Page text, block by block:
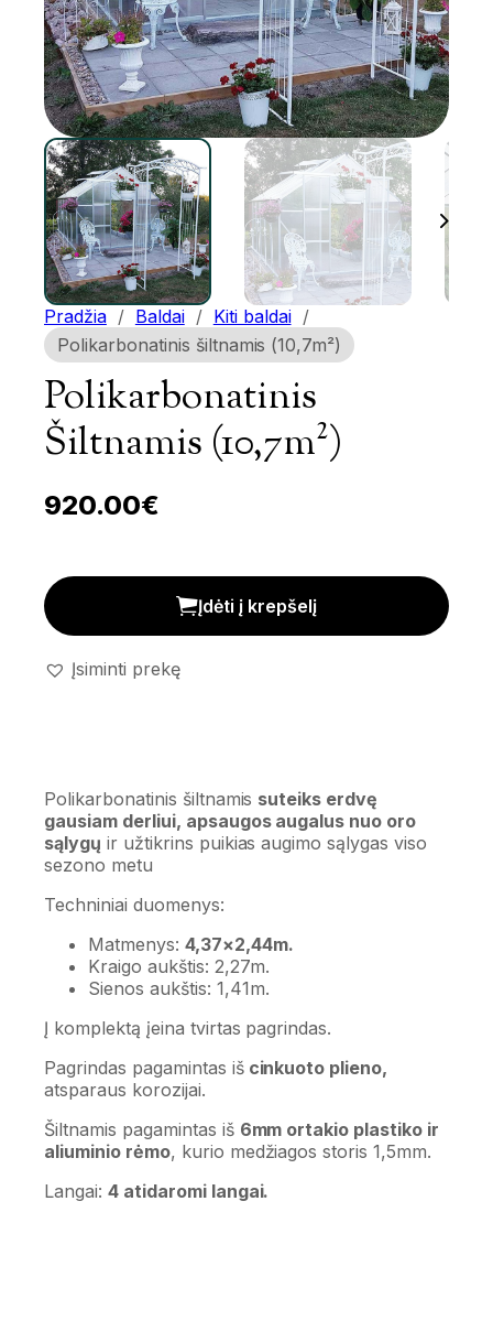
Pradžia / Baldai / Kiti baldai /
Polikarbonatinis šiltnamis (10,7m²)
Polikarbonatinis
Šiltnamis (10,7m²)
920.00€
Polikarbonatinis šiltnamis (10,7m²) kiekis
Įdėti į krepšelį
Įsiminti prekę
Polikarbonatinis šiltnamis suteiks erdvę
gausiam derliui, apsaugos augalus nuo oro
sąlygų ir užtikrins puikias augimo sąlygas viso
sezono metu
Techniniai duomenys:
Matmenys: 4,37×2,44m.
Kraigo aukštis: 2,27m.
Sienos aukštis: 1,41m.
Į komplektą įeina tvirtas pagrindas.
Pagrindas pagamintas išcinkuoto plieno,
atsparaus korozijai.
Šiltnamis pagamintas iš 6mm ortakio plastiko ir
aliuminio rėmo, kurio medžiagos storis 1,5mm.
Langai: 4 atidaromi langai.